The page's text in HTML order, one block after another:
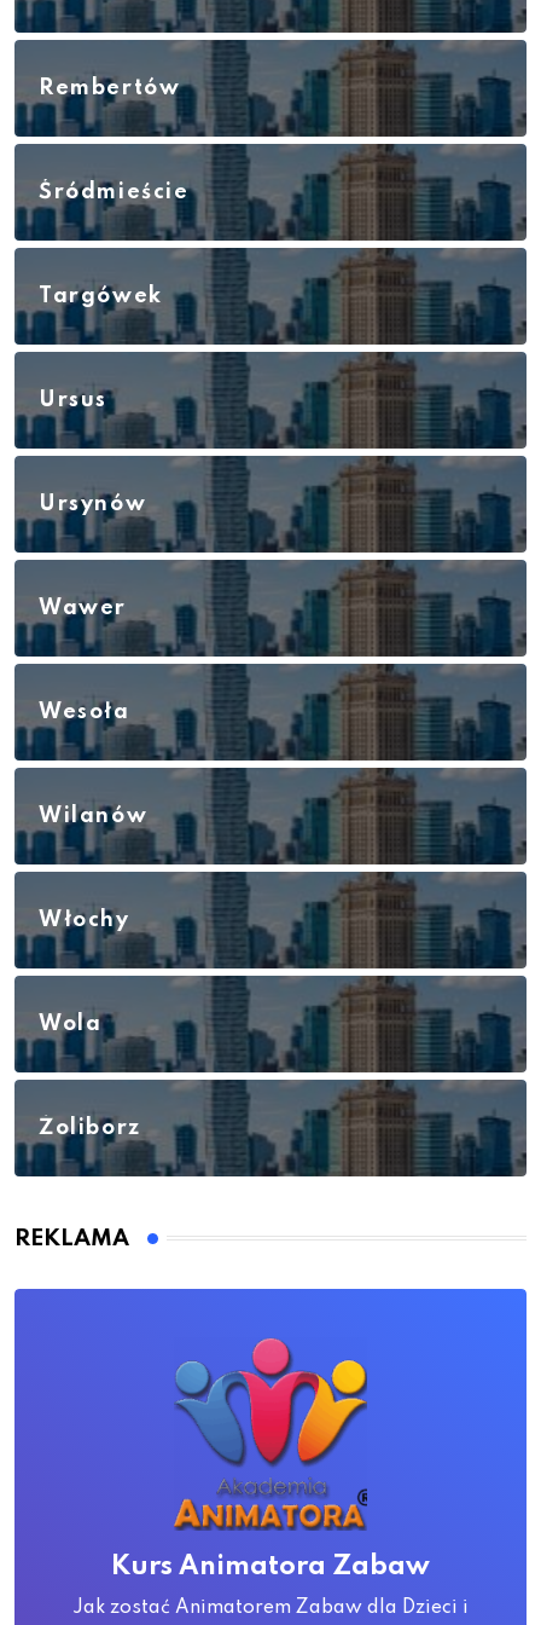
Rembertów
Śródmieście
Targówek
Ursus
Ursynów
Wawer
Wesoła
Wilanów
Włochy
Wola
Żoliborz
REKLAMA
Kurs Animatora Zabaw
Jak zostać Animatorem Zabaw dla Dzieci i